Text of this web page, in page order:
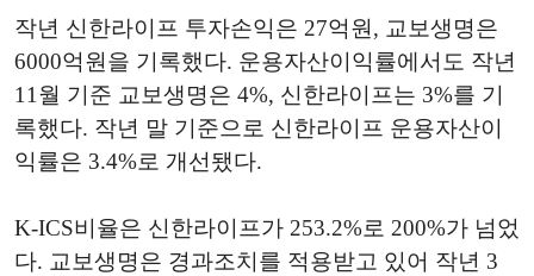
작년 신한라이프 투자손익은 27억원, 교보생명은
6000억원을 기록했다. 운용자산이익률에서도 작년
11월 기준 교보생명은 4%, 신한라이프는 3%를 기
록했다. 작년 말 기준으로 신한라이프 운용자산이
익률은 3.4%로 개선됐다.
K-ICS비율은 신한라이프가 253.2%로 200%가 넘었
다. 교보생명은 경과조치를 적용받고 있어 작년 3